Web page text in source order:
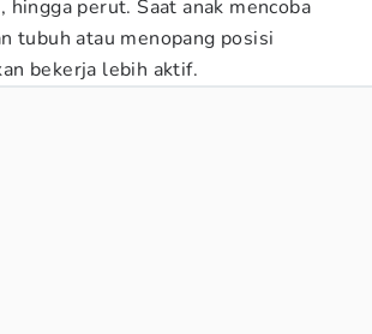
hingga perut. Saat anak mencoba
tubuh atau menopang posisi
bekerja lebih aktif.